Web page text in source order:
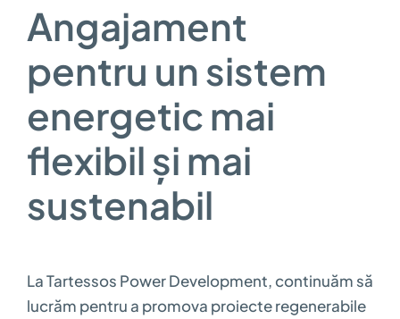
Angajament
pentru un sistem
energetic mai
flexibil și mai
sustenabil
La Tartessos Power Development, continuăm să
lucrăm pentru a promova proiecte regenerabile